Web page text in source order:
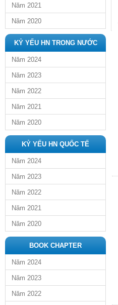
Năm 2021
Năm 2020
KỶ YẾU HN TRONG NƯỚC
Năm 2024
Năm 2023
Năm 2022
Năm 2021
Năm 2020
KỶ YẾU HN QUỐC TẾ
Năm 2024
Năm 2023
Năm 2022
Năm 2021
Năm 2020
BOOK CHAPTER
Năm 2024
Năm 2023
Năm 2022